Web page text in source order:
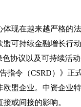
现在越来越严格的
可持续金融增长行
协议以及可持续活动
指令（CSRD）》正
盟企业。中资企业
或间接的影响。